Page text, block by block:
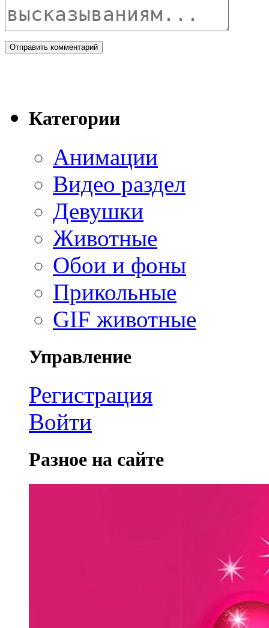
Категории
Анимации
Видео раздел
Девушки
Животные
Обои и фоны
Прикольные
GIF животные
Управление
Регистрация
Войти
Разное на сайте